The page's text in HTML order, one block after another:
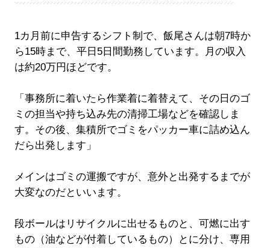
1カ月前に申告するシフト制で、飯尾さんは朝7時か
ら15時まで、平日5日間勤務しています。月の収入
は約20万円ほどです。
「事務所に着いたら作業着に着替えて、その日のゴ
ミの担当や持ち込み先の清掃工場などを確認しま
す。その後、集積所でゴミをパッカー車に詰め込ん
だら出発します」
メインはゴミの運搬ですが、意外と出発するまでが
大変なのだといいます。
段ボールはリサイクルに出せるものと、可燃に出す
もの（油などが付着しているもの）とに分け、専用